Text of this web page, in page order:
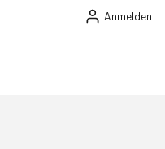
Anmelden